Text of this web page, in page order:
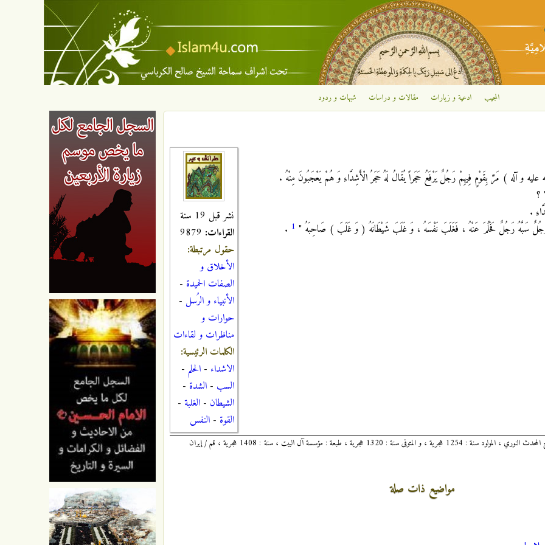
تجاوز إلى المحتوى الرئيسي
المجيب ادعية و زيارات مقالات و دراسات شبهات و ردود
نشر قبل 19 سنة
القراءات:
حقول مرتبطة:
الأخلاق و
الصفات الحميدة -
الأنبياء و الرُسل -
حوارات و
مناظرات و لقاءات
الكلمات الرئيسية:
الاشداء - الحلم -
السب - الشدة -
الشيطان - الغلبة -
القوة - النفس
و آله ) مَرَّ بِقَوْمٍ فِيهِمْ رَجُلٌ يَرْفَعُ حَجَراً يُقَالُ لَهُ حَجَرُ الْأَشِدَّاءِ وَ هُمْ يَعْجَبُونَ مِنْهُ .
؟
.
رَجُلٌ سَبَّهُ رَجُلٌ فَحَلُمَ عَنْهُ ، فَغَلَبَ نَفْسَهُ ، وَ غَلَبَ شَيْطَانَهُ ( وَ غَلَبَ ) صَاحِبَهُ " 1
.
مستدرك وسائل الشيعة : 11 / 289 ، للشيخ المحدث النوري ، المولود سنة : 1254 هجرية ، و المتوفى سنة : 1320 هجرية ، طبعة : مؤسسة آل البيت ، سنة : 1408 هجرية ، قم / إيران
مواضيع ذات صلة